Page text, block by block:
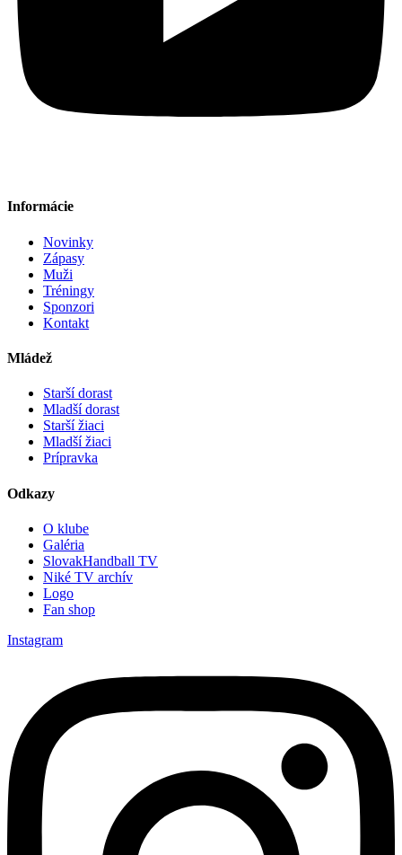
Informácie
Novinky
Zápasy
Muži
Tréningy
Sponzori
Kontakt
Mládež
Starší dorast
Mladší dorast
Starší žiaci
Mladší žiaci
Prípravka
Odkazy
O klube
Galéria
SlovakHandball TV
Niké TV archív
Logo
Fan shop
Instagram